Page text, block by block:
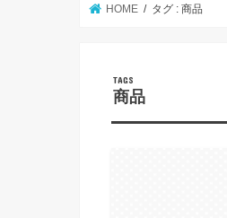
HOME タグ : 商品
商品